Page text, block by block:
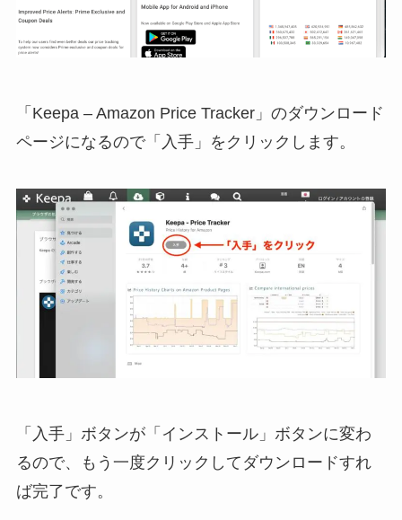
「Keepa – Amazon Price Tracker」のダウンロード
ページになるので「入手」をクリックします。
「入手」ボタンが「インストール」ボタンに変わ
るので、もう一度クリックしてダウンロードすれ
ば完了です。